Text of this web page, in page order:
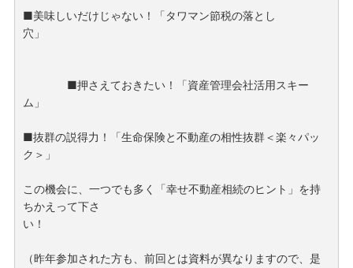
■美味しいだけじゃない！「タワマン節税の落とし
穴」
■押さえておきたい！「資産管理会社活用スキー
ム」
■抜群の説得力！「生命保険と不動産の相性抜群＜楽々パッ
ク＞」
この機会に、一つでも多く「幸せ不動産相続のヒント」を持
ちかえって下さ
い！
（昨年参加された方も、前回とは資料が異なりますので、是